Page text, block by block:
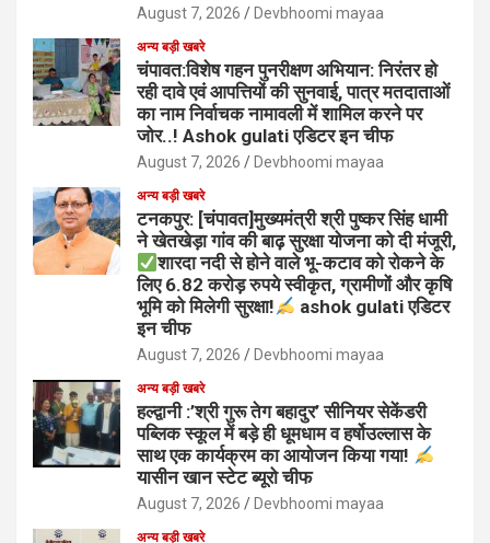
August 7, 2026 Devbhoomi mayaa
अन्य बड़ी खबरे
चंपावत:विशेष गहन पुनरीक्षण अभियान: निरंतर हो
रही दावे एवं आपत्तियों की सुनवाई, पात्र मतदाताओं
का नाम निर्वाचक नामावली में शामिल करने पर
जोर..! Ashok gulati एडिटर इन चीफ
August 7, 2026 Devbhoomi mayaa
अन्य बड़ी खबरे
टनकपुर: [चंपावत]मुख्यमंत्री श्री पुष्कर सिंह धामी
ने खेतखेड़ा गांव की बाढ़ सुरक्षा योजना को दी मंजूरी,
शारदा नदी से होने वाले भू-कटाव को रोकने के
लिए 6.82 करोड़ रुपये स्वीकृत, ग्रामीणों और कृषि
भूमि को मिलेगी सुरक्षा!
ashok gulati एडिटर
इन चीफ
August 7, 2026 Devbhoomi mayaa
अन्य बड़ी खबरे
हल्द्वानी :’श्री गुरू तेग बहादुर’ सीनियर सेकेंडरी
पब्लिक स्कूल में बड़े ही धूमधाम व हर्षोउल्लास के
साथ एक कार्यक्रम का आयोजन किया गया!
यासीन खान स्टेट ब्यूरो चीफ
August 7, 2026 Devbhoomi mayaa
अन्य बड़ी खबरे